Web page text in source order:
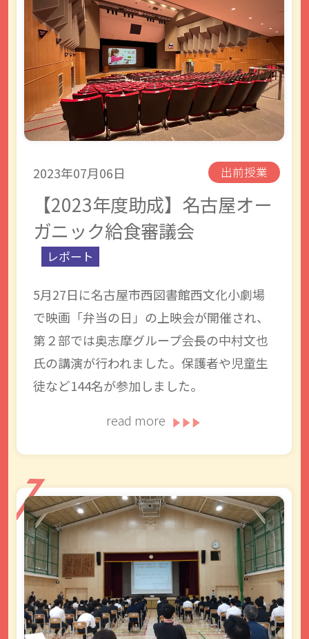
2023年07月06日 出前授業
【2023年度助成】名古屋オー
ガニック給食審議会
レポート
5月27日に名古屋市西図書館西文化小劇場
で映画「弁当の日」の上映会が開催され、
第２部では奥志摩グループ会長の中村文也
氏の講演が行われました。保護者や児童生
徒など144名が参加しました。
read more